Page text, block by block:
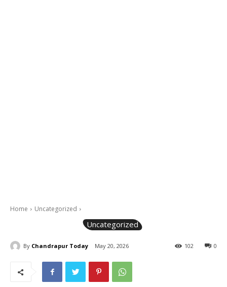
Home Uncategorized
Uncategorized
By Chandrapur Today May 20, 2026 0
102